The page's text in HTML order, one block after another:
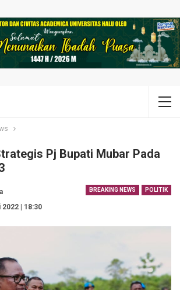
Pj Bupati Mubar Pada
BREAKING NEWS POLITIK
2022 | 18:30